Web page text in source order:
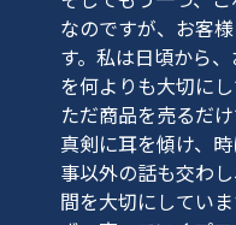
なのですが、お客
す。私は日頃から
を何よりも大切にし
ただ商品を売るだ
真剣に耳を傾け、
事以外の話も交わ
間を大切にしてい